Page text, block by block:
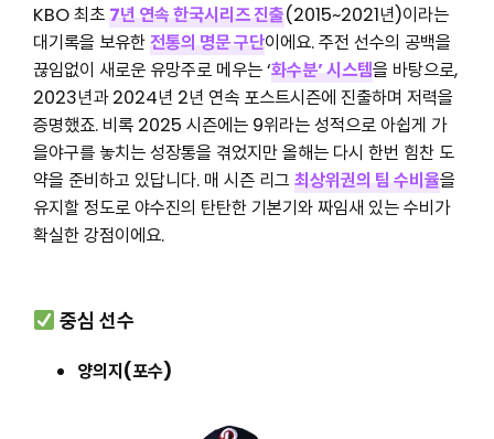
KBO 최초7년 연속 한국시리즈 진출(2015~2021년)이라는
대기록을 보유한전통의 명문 구단이에요. 주전 선수의 공백을
끊임없이 새로운 유망주로 메우는 ‘화수분’ 시스템을 바탕으로,
2023년과 2024년 2년 연속 포스트시즌에 진출하며 저력을
증명했죠. 비록 2025 시즌에는 9위라는 성적으로 아쉽게 가
을야구를 놓치는 성장통을 겪었지만 올해는 다시 한번 힘찬 도
약을 준비하고 있답니다. 매 시즌 리그 최상위권의 팀 수비율을
유지할 정도로 야수진의 탄탄한 기본기와 짜임새 있는 수비가
확실한 강점이에요.
중심 선수
양의지(포수)